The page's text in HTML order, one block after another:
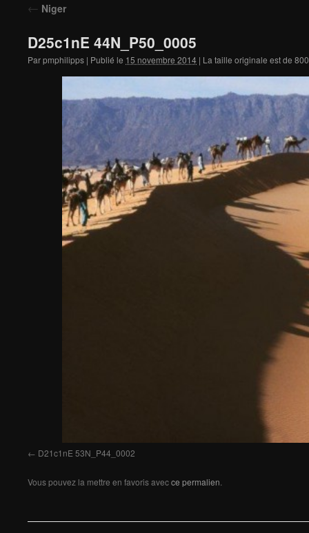
content
← Niger
D25c1nE 44N_P50_0005
Parpmphilipps | Publié le 15 novembre 2014 | La taille originale est de
D21c1nE 53N_P44_0002
Vous pouvez la mettre en favoris avecce permalien